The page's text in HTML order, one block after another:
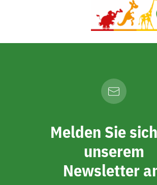
Melden Sie
unserem
Newsletter